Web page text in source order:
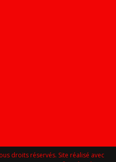
droits réservés. Site réalisé avec